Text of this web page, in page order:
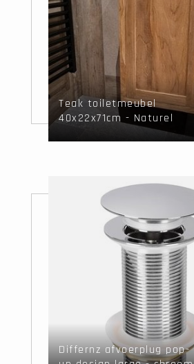
Teak toiletmeubel
40x22x71cm - Naturel
Differnz afvoerplug pop-